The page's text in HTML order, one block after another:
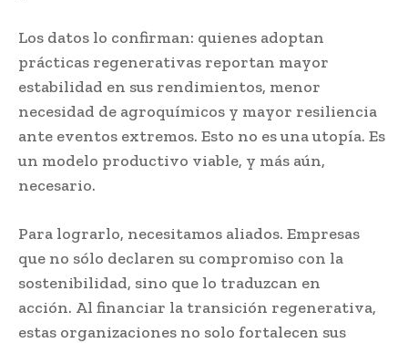
Los datos lo confirman: quienes adoptan
prácticas regenerativas reportan mayor
estabilidad en sus rendimientos, menor
necesidad de agroquímicos y mayor resiliencia
ante eventos extremos. Esto no es una utopía. Es
un modelo productivo viable, y más aún,
necesario.
Para lograrlo, necesitamos aliados. Empresas
que no sólo declaren su compromiso con la
sostenibilidad, sino que lo traduzcan en
acción. Al financiar la transición regenerativa,
estas organizaciones no solo fortalecen sus